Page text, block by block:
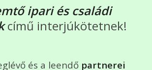
ipari és családi
című interjúkötetnek!
és a leendő partnerei